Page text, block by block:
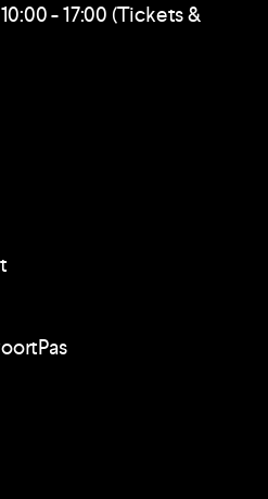
- 17:00 (Tickets &